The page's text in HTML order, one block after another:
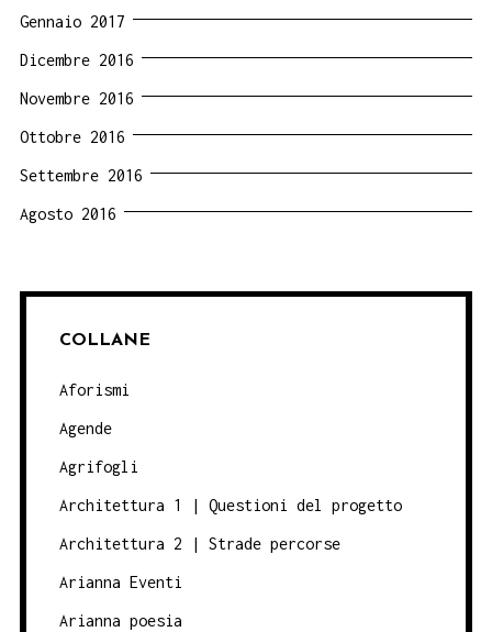
Gennaio 2017
Dicembre 2016
Novembre 2016
Ottobre 2016
Settembre 2016
Agosto 2016
COLLANE
Aforismi
Agende
Agrifogli
Architettura 1 | Questioni del progetto
Architettura 2 | Strade percorse
Arianna Eventi
Arianna poesia